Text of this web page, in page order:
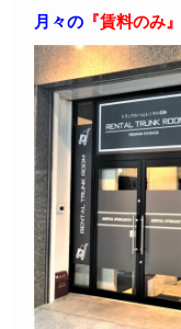
月々の 『賃料のみ』